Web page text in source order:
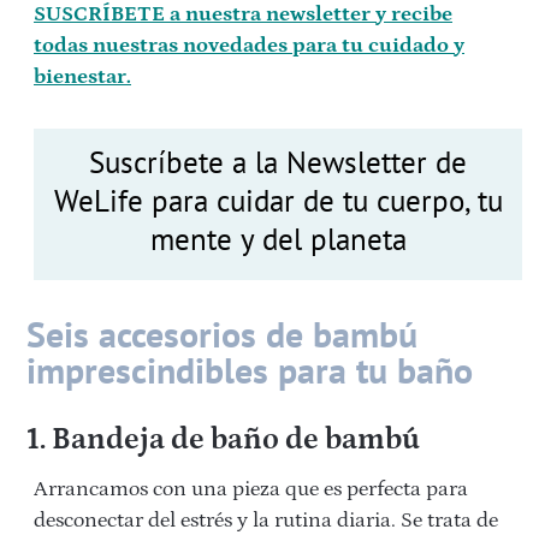
SUSCRÍBETE a nuestra newsletter y recibe
todas nuestras novedades para tu cuidado y
bienestar.
Suscríbete a la Newsletter de
WeLife para cuidar de tu cuerpo, tu
mente y del planeta
Seis accesorios de bambú
imprescindibles para tu baño
1. Bandeja de baño de bambú
Arrancamos con una pieza que es perfecta para
desconectar del estrés y la rutina diaria. Se trata de